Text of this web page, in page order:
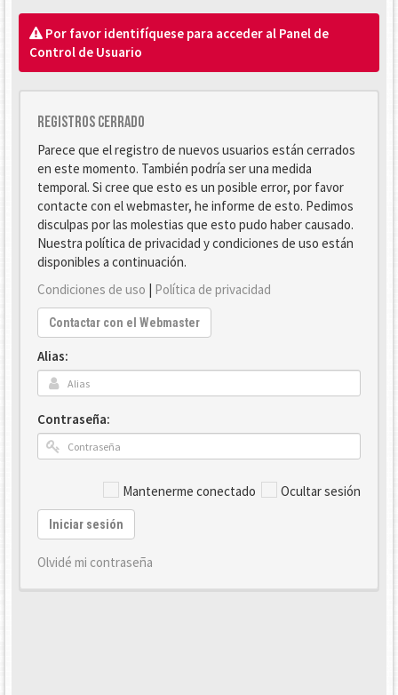
Por favor identifíquese para acceder al Panel de
Control de Usuario
Registros cerrado
Parece que el registro de nuevos usuarios están cerrados
en este momento. También podría ser una medida
temporal. Si cree que esto es un posible error, por favor
contacte con el webmaster, he informe de esto. Pedimos
disculpas por las molestias que esto pudo haber causado.
Nuestra política de privacidad y condiciones de uso están
disponibles a continuación.
Condiciones de uso | Política de privacidad
Contactar con el Webmaster
Alias:
Contraseña:
Mantenerme conectado Ocultar sesión
Iniciar sesión
Olvidé mi contraseña